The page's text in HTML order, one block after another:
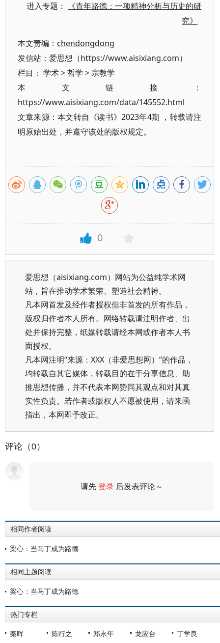
进入专题：
《青年路德：一项精神分析与历史的研
究》
本文责编： chendongdong
发信站：爱思想（https://www.aisixiang.com）
栏目： 学术>哲学 >宗教学
本文链接：
https://www.aisixiang.com/data/145552.html
文章来源：本文转自《读书》2023年4期 ，转载请注
明原始出处，并遵守该处的版权规定。
0
爱思想（aisixiang.com）网站为公益纯学术网
站，旨在推动学术繁荣、塑造社会精神。
凡本网首发及经作者授权但非首发的所有作品，
版权归作者本人所有。网络转载请注明作者、出
处并保持完整，纸媒转载请经本网或作者本人书
面授权。
凡本网注明“来源：XXX（非爱思想网）”的作品，
均转载自其它媒体，转载目的在于分享信息、助
推思想传播，并不代表本网赞同其观点和对其真
实性负责。若作者或版权人不愿被使用，请来函
指出，本网即予改正。
评论（0）
请先登录 后发表评论～
相同作者阅读
梁心：当马丁成为路德
相同主题阅读
梁心：当马丁成为路德
热门专栏
秦晖 陈行之 郑永年 龙应台
丁学良